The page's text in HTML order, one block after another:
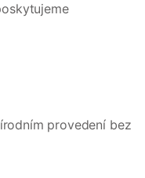
provedení bez